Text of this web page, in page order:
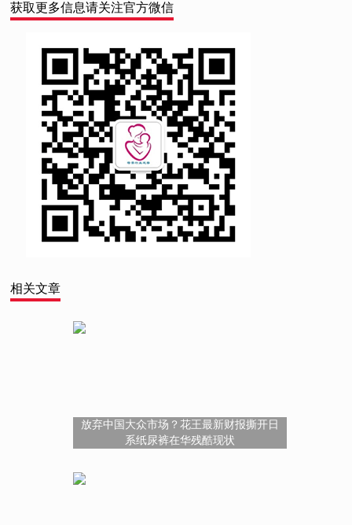
获取更多信息请关注官方微信
相关文章
放弃中国大众市场？花王最新财报撕开日
系纸尿裤在华残酷现状